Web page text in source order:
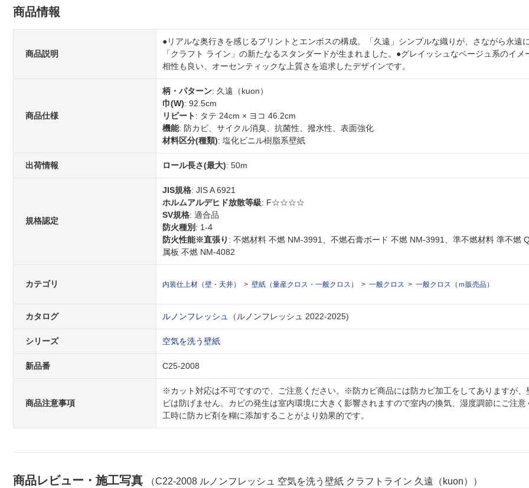
商品情報
商品説明
●リアルな奥行きを感じるプリントとエンボスの構成。「久遠」シンプルな織りが、さながら永遠に
「クラフト ライン」の新たなるスタンダードが生まれました。●グレイッシュなベージュ系のイメ
相性も良い、オーセンティックな上質さを追求したデザインです。
商品仕様
柄・パターン: 久遠（kuon）
巾(W): 92.5cm
リピート: タテ 24cm × ヨコ 46.2cm
機能: 防カビ、サイクル消臭、抗菌性、撥水性、表面強化
材料区分(種類): 塩化ビニル樹脂系壁紙
出荷情報 ロール長さ(最大): 50m
規格認定
JIS規格: JIS A 6921
ホルムアルデヒド放散等級: F☆☆☆☆
SV規格: 適合品
防火種別 : 1-4
防火性能※直張り : 不燃材料 不燃 NM-3991、不燃石膏ボード 不燃 NM-3991、準不燃材料 準不燃
属板 不燃 NM-4082
カテゴリ 内装仕上材（壁・天井） 壁紙（量産クロス・一般クロス） 一般クロス 一般クロス（ｍ販売品）
カタログ ルノンフレッシュ （ルノンフレッシュ 2022-2025)
シリーズ 空気を洗う壁紙
新品番 C25-2008
商品注意事項
※カット対応は不可ですので、ご注意ください。※防カビ商品には防カビ加工をしてありますが、
ビは防げません。カビの発生は室内環境に大きく影響されますので室内の換気、湿度調節にご注意
工時に防カビ剤を糊に添加することがより効果的です。
商品レビュー・施工写真 （C22-2008 ルノンフレッシュ 空気を洗う壁紙 クラフトライン 久遠（kuon））